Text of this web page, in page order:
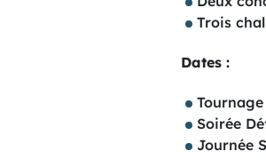
Trois
Dates :
Soirée
Journée